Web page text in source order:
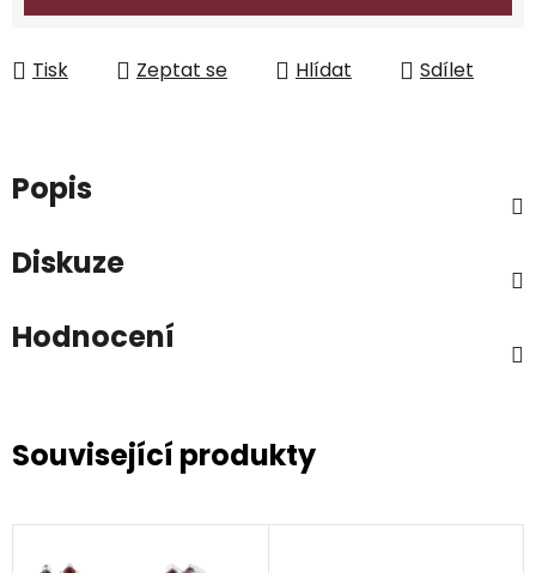
Tisk Zeptat se Hlídat Sdílet
Popis
Diskuze
Hodnocení
Související produkty